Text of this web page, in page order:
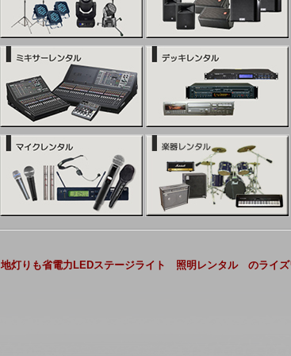
地灯りも省電力LEDステージライト 照明レンタル のライズ